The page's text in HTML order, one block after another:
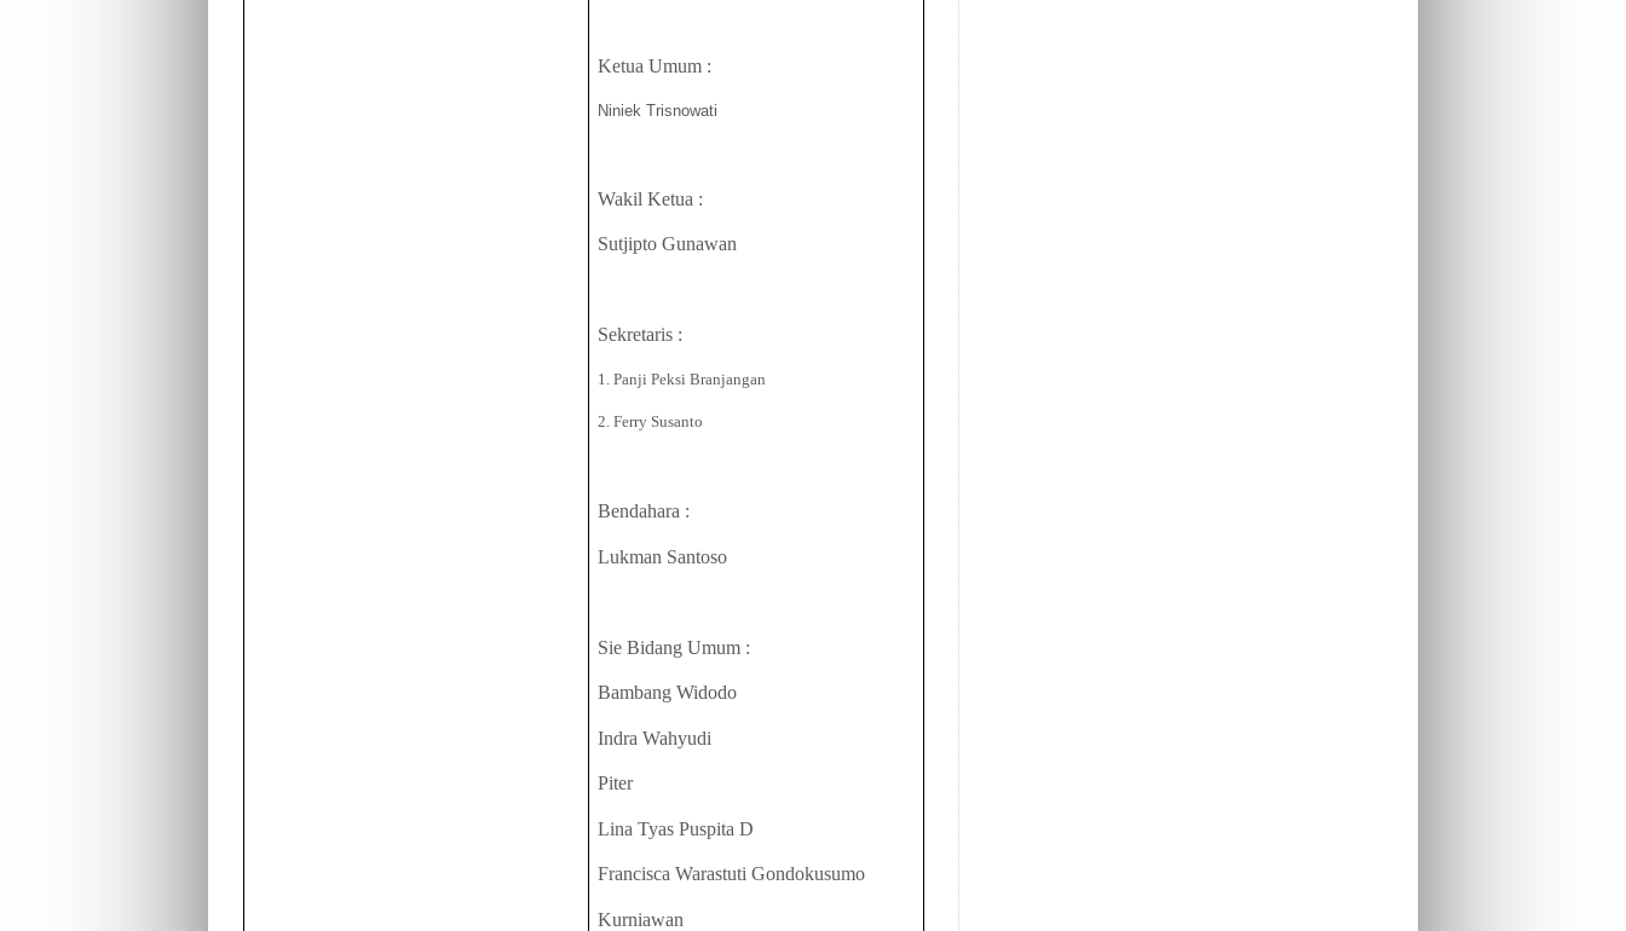
Ketua Umum :
Niniek Trisnowati
Wakil Ketua :
Sutjipto Gunawan
Sekretaris :
1. Panji Peksi Branjangan
2. Ferry Susanto
Bendahara :
Lukman Santoso
Sie Bidang Umum :
Bambang Widodo
Indra Wahyudi
Piter
Lina Tyas Puspita D
Francisca Warastuti Gondokusumo
Kurniawan